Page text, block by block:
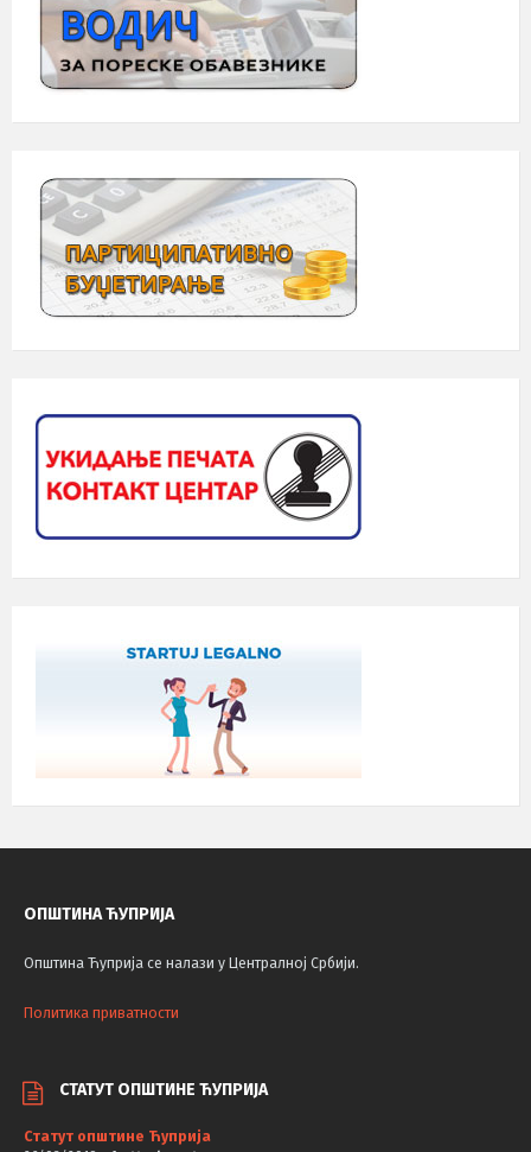
ОПШТИНА ЋУПРИЈА
Општина Ћуприја се налази у Централној Србији.
Политика приватности
СТАТУТ ОПШТИНЕ ЋУПРИЈА
Статут општине Ћуприја